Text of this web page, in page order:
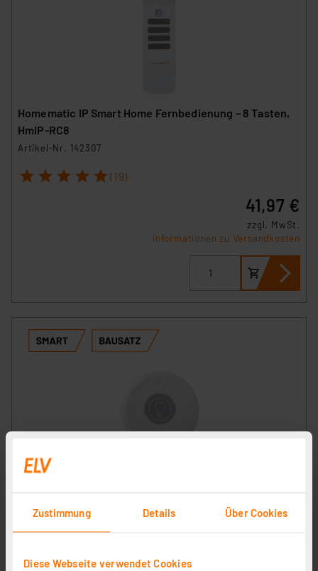
Zustimmung Details Über Cookies
Diese Webseite verwendet Cookies
Homematic IP Smart Home Fernbedienung – 8 Tasten,
HmIP-RC8
Artikel-Nr. 142307
1 2 3 4 5 (19)
41,97 €
zzgl. MwSt.
Informationen zu Versandkosten
ELV Smart Home Bausatz Fernbedienung Kompakt ELV-
Artikel-Nr. 161251
1 2 3 4 5